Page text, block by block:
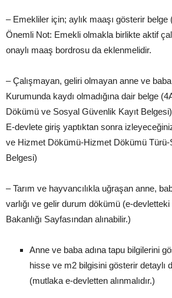
– Emekliler için; aylık maaşı gösterir belge
Önemli Not: Emekli olmakla birlikte aktif
onaylı maaş bordrosu da eklenmelidir.
– Çalışmayan, geliri olmayan anne ve
Kurumunda kaydı olmadığına dair belge
Dökümü ve Sosyal Güvenlik Kayıt
E-devlete giriş yaptıktan sonra
ve Hizmet Dökümü-Hizmet Dökümü Türü-
Belgesi)
– Tarım ve hayvancılıkla uğraşan anne,
varlığı ve gelir durum dökümü (e-
Bakanlığı Sayfasından alınabilir.)
Anne ve baba adına tapu bilgilerini
hisse ve m2 bilgisini gösterir detaylı
(mutlaka e-devletten alınmalıdır.)